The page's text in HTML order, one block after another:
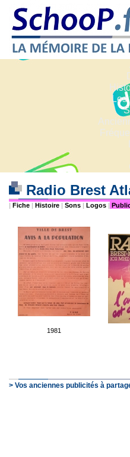
Les
Radio Brest
| Fiche | Histoire | Sons | Logos |
1981
> Vos anciennes publicités à